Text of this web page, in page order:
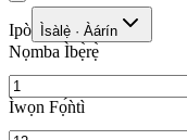
Ipò Ìsàlẹ̀ · Àárín
Nọmba Ìbẹ̀rẹ̀
Ìwọn Fọ́ǹtì